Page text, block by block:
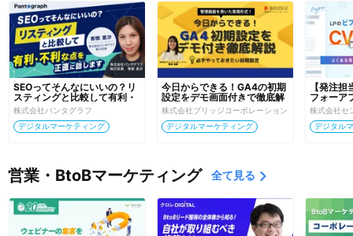
SEOってそんなにいいの？リ
スティングと比較して有利・
不利な点を正直に話します！
株式会社パンタグラフ
デジタルマーケティング
今日からできる！GA4の初期
設定をデモ画面付きで徹底解
説
株式会社ブリッジコーポレーション
デジタルマーケティング
【発注
フォーア
するLP講
穴と対策
株式会社セ
デジタル
営業・BtoBマーケティング 全て見る